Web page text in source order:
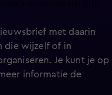
met daarin
die wijzelf of in
Je kunt je op
informatie de